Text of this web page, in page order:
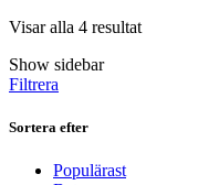
Visar alla 4 resultat
Show sidebar
Filtrera
Sortera efter
Populärast